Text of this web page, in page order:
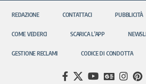
REDAZIONE CONTATTACI PUBBLICITÀ
COME VEDERCI SCARICA L’APP
GESTIONE RECLAMI CODICE DI CONDOTTA